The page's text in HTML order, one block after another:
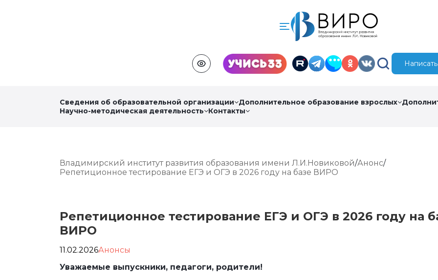
Сведения об образовательной организации Дополнительное образование взрослых
Научно-методическая деятельность
Контакты
Владимирский институт развития образования имени Л.И.Новиковой Анонс
Репетиционное тестирование ЕГЭ и ОГЭ в 2026 году на базе ВИРО
Репетиционное тестирование ЕГЭ и ОГЭ в 2026 году на
ВИРО
11.02.2026Анонсы
Уважаемые выпускники, педагоги, родители!